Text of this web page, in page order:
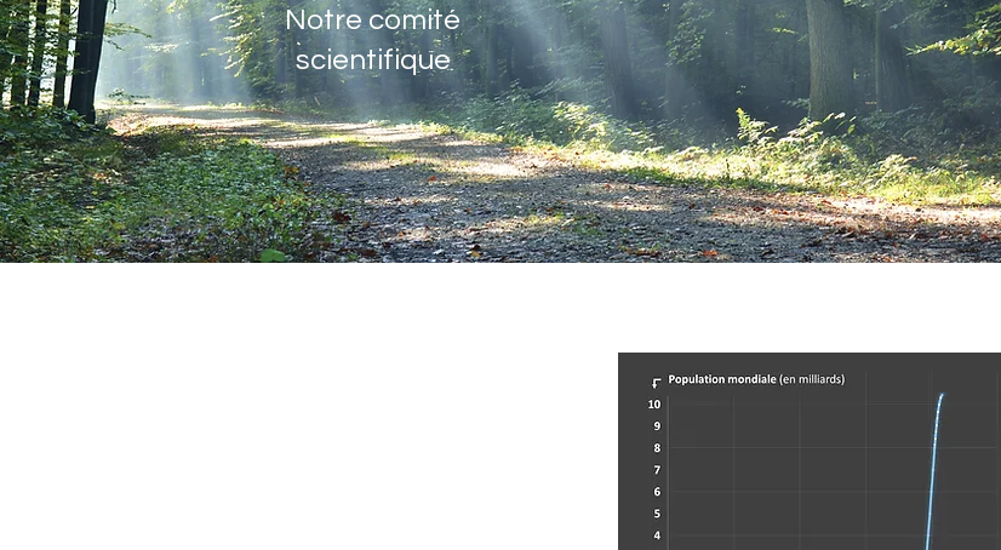
Notre comité
scientifique
qui s'étend jusqu'à l'infini. Nous sommes
aujourd'hui plus de huit milliards d'êtres
humains, huit milliards de destins
individuels, mais aussi huit milliards de
consommateurs de ressources, de
producteurs de déchets et d'occupants
d'un espace naturel qui, lui, n'augmente
pas. Si chaque vie humaine possède une
valeur inestimable, l'augmentation
... aller sur Actualités